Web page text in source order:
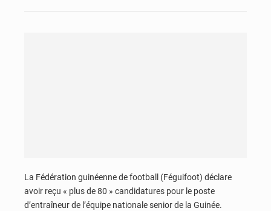
La Fédération guinéenne de football (Féguifoot) déclare
avoir reçu « plus de 80 » candidatures pour le poste
d’entraîneur de l’équipe nationale senior de la Guinée.